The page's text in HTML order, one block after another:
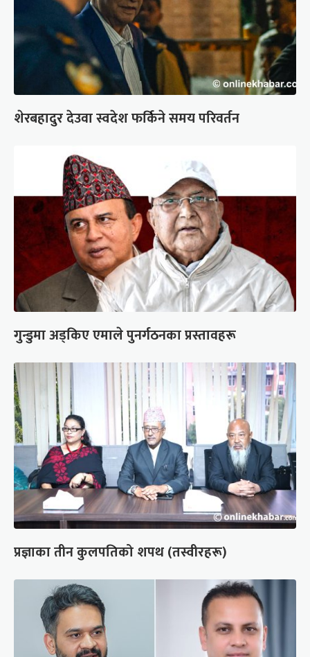
शेरबहादुर देउवा स्वदेश फर्किने समय परिवर्तन
गुन्डुमा अड्किए एमाले पुनर्गठनका प्रस्तावहरू
प्रज्ञाका तीन कुलपतिको शपथ (तस्वीरहरू)